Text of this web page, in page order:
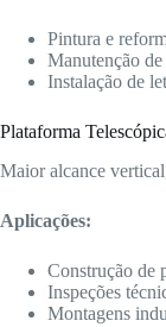
Pintura e
Manutenção de
Instalação de
Plataforma
Maior alcance
Aplicações:
Construção de
Inspeções
Montagens